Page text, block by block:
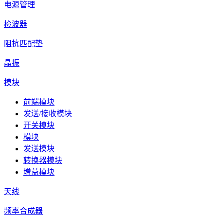
电源管理
检波器
阻抗匹配垫
晶振
模块
前端模块
发送/接收模块
开关模块
模块
发送模块
转换器模块
增益模块
天线
频率合成器